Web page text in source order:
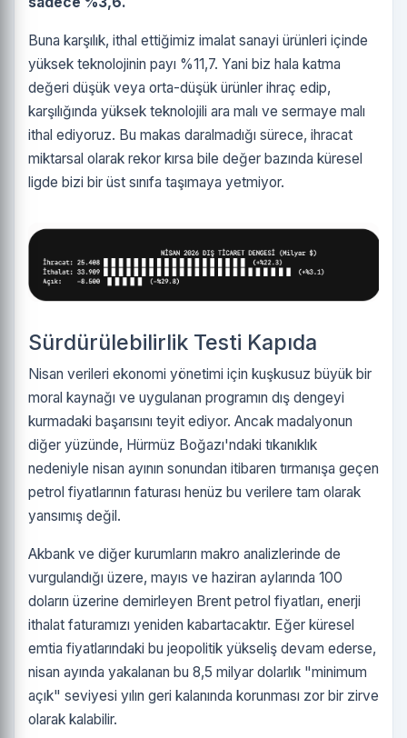
Buna karşılık, ithal ettiğimiz imalat sanayi ürünleri içinde
yüksek teknolojinin payı %11,7. Yani biz hala katma
değeri düşük veya orta-düşük ürünler ihraç edip,
karşılığında yüksek teknolojili ara malı ve sermaye malı
ithal ediyoruz. Bu makas daralmadığı sürece, ihracat
miktarsal olarak rekor kırsa bile değer bazında küresel
ligde bizi bir üst sınıfa taşımaya yetmiyor.
Sürdürülebilirlik Testi Kapıda
Nisan verileri ekonomi yönetimi için kuşkusuz büyük bir
moral kaynağı ve uygulanan programın dış dengeyi
kurmadaki başarısını teyit ediyor. Ancak madalyonun
diğer yüzünde, Hürmüz Boğazı'ndaki tıkanıklık
nedeniyle nisan ayının sonundan itibaren tırmanışa geçen
petrol fiyatlarının faturası henüz bu verilere tam olarak
yansımış değil.
Akbank ve diğer kurumların makro analizlerinde de
vurgulandığı üzere, mayıs ve haziran aylarında 100
doların üzerine demirleyen Brent petrol fiyatları, enerji
ithalat faturamızı yeniden kabartacaktır. Eğer küresel
emtia fiyatlarındaki bu jeopolitik yükseliş devam ederse,
nisan ayında yakalanan bu 8,5 milyar dolarlık "minimum
açık" seviyesi yılın geri kalanında korunması zor bir zirve
olarak kalabilir.